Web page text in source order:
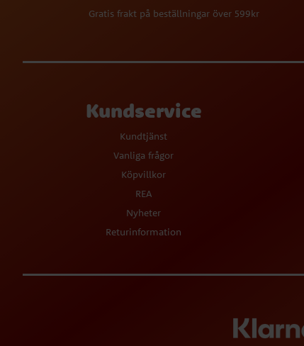
Gratis frakt på beställningar över 599kr
Kundservice
Kundtjänst
Vanliga frågor
Köpvillkor
REA
Nyheter
Returinformation